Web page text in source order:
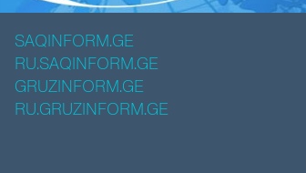
SAQINFORM.GE
RU.SAQINFORM.GE
GRUZINFORM.GE
RU.GRUZINFORM.GE